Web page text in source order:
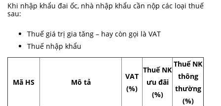
Khi nhập khẩu đai ốc, nhà nhập khẩu cần nộp các loại thuế
sau:
Thuế giá trị gia tăng – hay còn gọi là VAT
Thuế nhập khẩu
Mã HS Mô tả
VAT
(%)
Thuế NK
ưu đãi
(%)
Thuế NK
thông
thường
(%)